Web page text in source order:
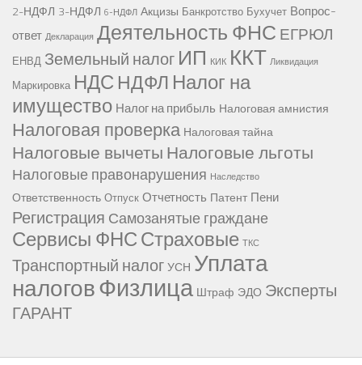
2-НДФЛ 3-НДФЛ 6-НДФЛ Акцизы Банкротство Бухучет Вопрос-
ответ Декларация Деятельность ФНС ЕГРЮЛ
ЕНВД Земельный налог ИП КИК ККТ Ликвидация
Маркировка НДС НДФЛ Налог на
имущество Налог на прибыль Налоговая амнистия
Налоговая проверка Налоговая тайна
Налоговые вычетыНалоговые льготы
Налоговые правонарушения Наследство
Ответственность Отпуск Отчетность Патент Пени
Регистрация Самозанятые граждане
Сервисы ФНССтраховые ТКС
Транспортный налогУСН Уплата
налоговФизлица Штраф ЭДО Эксперты
ГАРАНТ